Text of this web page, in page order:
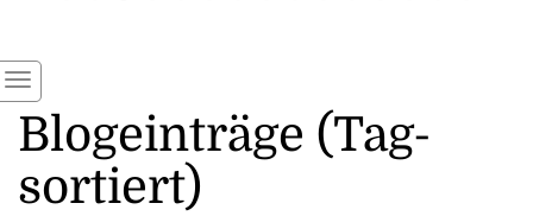
Blogeinträge (Tag-
sortiert)